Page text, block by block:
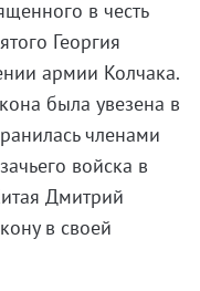
в честь
Георгия
армии Колчака.
была увезена в
членами
войска в
Дмитрий
в своей